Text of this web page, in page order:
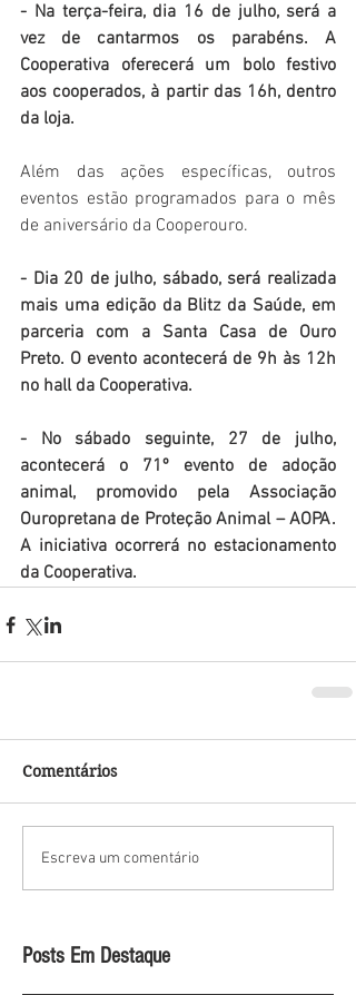
- Na terça-feira, dia 16 de julho, será a
vez de cantarmos os parabéns. A
Cooperativa oferecerá um bolo festivo
aos cooperados, à partir das 16h, dentro
da loja.
Além das ações específicas, outros
eventos estão programados para o mês
de aniversário da Cooperouro.
- Dia 20 de julho, sábado, será realizada
mais uma edição da Blitz da Saúde, em
parceria com a Santa Casa de Ouro
Preto. O evento acontecerá de 9h às 12h
no hall da Cooperativa.
- No sábado seguinte, 27 de julho,
acontecerá o 71º evento de adoção
animal, promovido pela Associação
Ouropretana de Proteção Animal – AOPA.
A iniciativa ocorrerá no estacionamento
da Cooperativa.
Comentários
Escreva um comentário
Posts Em Destaque